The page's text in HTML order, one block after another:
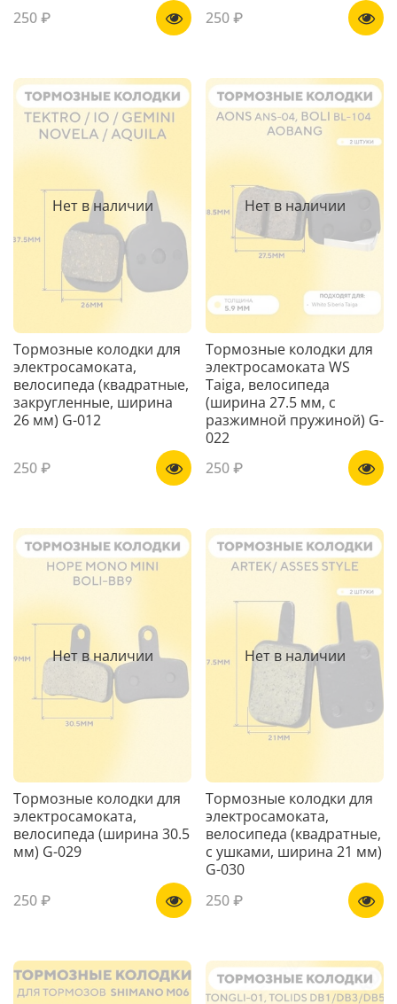
250 ₽
250 ₽
Нет в наличии
Тормозные колодки для
электросамоката,
велосипеда (квадратные,
закругленные, ширина
26 мм) G-012
250 ₽
Нет в наличии
Тормозные колодки для
электросамоката WS
Taiga, велосипеда
(ширина 27.5 мм, с
разжимной пружиной) G-
022
250 ₽
Нет в наличии
Тормозные колодки для
электросамоката,
велосипеда (ширина 30.5
мм) G-029
250 ₽
Нет в наличии
Тормозные колодки для
электросамоката,
велосипеда (квадратные,
с ушками, ширина 21 мм)
G-030
250 ₽